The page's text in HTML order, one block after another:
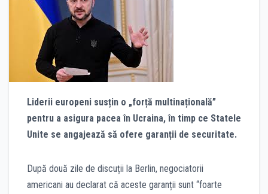
Liderii europeni susțin o „forță multinațională”
pentru a asigura pacea în Ucraina, în timp ce Statele
Unite se angajează să ofere garanții de securitate.
După două zile de discuții la Berlin, negociatorii
americani au declarat că aceste garanții sunt “foarte